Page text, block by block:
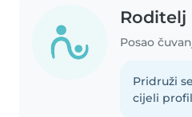
Roditelj
Pridruži
cijeli